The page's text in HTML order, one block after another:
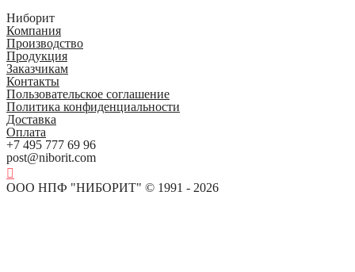
Ниборит
Компания
Производство
Продукция
Заказчикам
Контакты
Пользовательское соглашение
Политика конфиденциальности
Доставка
Оплата
+7 495 777 69 96
post@niborit.com
ООО НПФ "НИБОРИТ" © 1991 - 2026